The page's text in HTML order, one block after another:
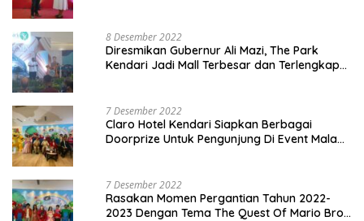
8 Desember 2022
Diresmikan Gubernur Ali Mazi, The Park
Kendari Jadi Mall Terbesar dan Terlengkap
7 Desember 2022
Claro Hotel Kendari Siapkan Berbagai
Doorprize Untuk Pengunjung Di Event Malam
7 Desember 2022
Rasakan Momen Pergantian Tahun 2022-
2023 Dengan Tema The Quest Of Mario Bros